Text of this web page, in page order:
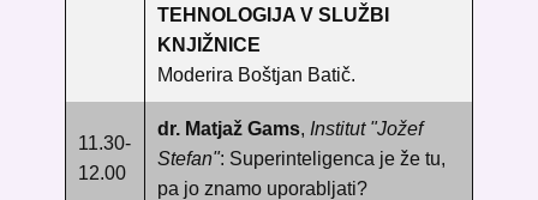
TEHNOLOGIJA V SLUŽBI
KNJIŽNICE
Moderira Boštjan Batič.
11.30-
12.00
dr. Matjaž Gams, Institut "Jožef
Stefan": Superinteligenca je že tu,
pa jo znamo uporabljati?